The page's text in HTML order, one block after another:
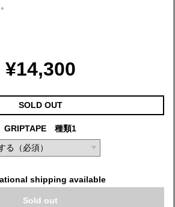
¥14,300
SOLD OUT
GRIPTAPE 種類1
shipping available
Sold out